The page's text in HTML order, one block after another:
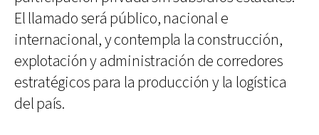
El llamado será público, nacional e
internacional, y contempla la construcción,
explotación y administración de corredores
estratégicos para la producción y la logística
del país.